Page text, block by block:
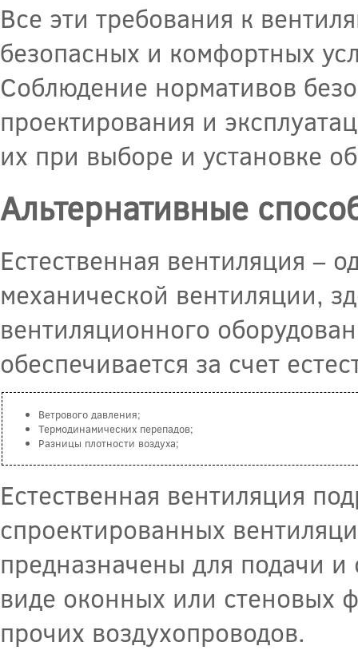
Все эти требования к
безопасных и комфортных
Соблюдение нормативов
проектирования и
их при выборе и установке
Альтернативные
Естественная вентиляция –
механической вентиляции,
вентиляционного
обеспечивается за счет
Ветрового давления;
Термодинамических перепадов;
Разницы плотности воздуха;
Естественная вентиляция
спроектированных
предназначены для подачи
виде оконных или стеновых
прочих воздухопроводов.